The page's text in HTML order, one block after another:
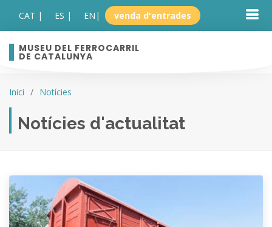
CAT | ES | EN | venda d'entrades
MUSEU DEL FERROCARRIL
DE CATALUNYA
Inici Notícies
Notícies d'actualitat